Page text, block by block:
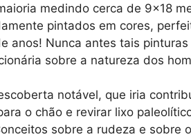
medindo cerca de 9×18
pintados em cores,
anos! Nunca antes tais
sobre a natureza dos
notável, que iria
o chão e revirar lixo
sobre a rudeza e sobre